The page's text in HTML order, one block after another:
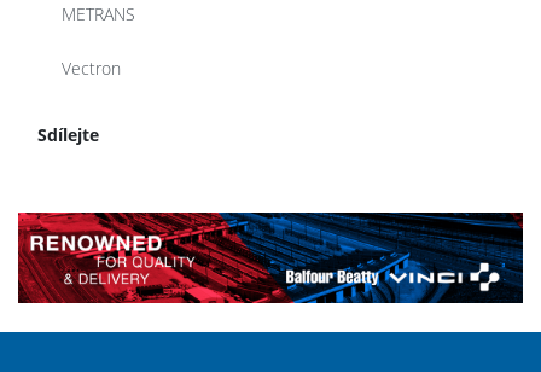
METRANS
Vectron
Sdílejte